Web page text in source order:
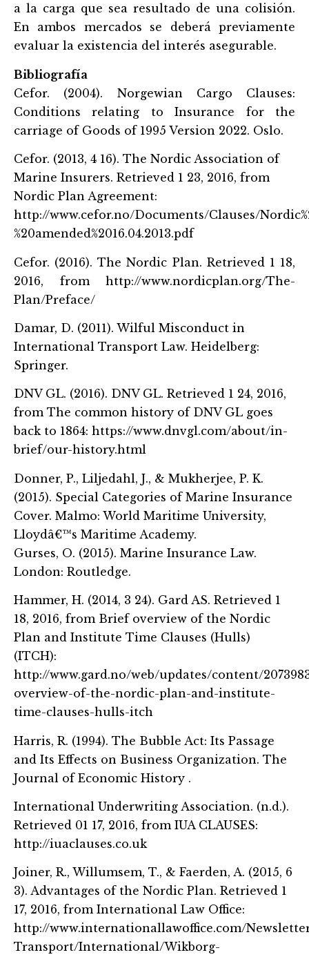
a la carga que sea resultado de una colisión.
En ambos mercados se deberá previamente
evaluar la existencia del interés asegurable.
Bibliografía
Cefor. (2004). Norgewian Cargo Clauses:
Conditions relating to Insurance for the
carriage of Goods of 1995 Version 2022. Oslo.
Cefor. (2013, 4 16). The Nordic Association of
Marine Insurers. Retrieved 1 23, 2016, from
Nordic Plan Agreement:
http://www.cefor.no/Documents/Clauses/
%20amended%2016.04.2013.pdf
Cefor. (2016). The Nordic Plan. Retrieved 1 18,
2016, from http://www.nordicplan.org/The-
Plan/Preface/
Damar, D. (2011). Wilful Misconduct in
International Transport Law. Heidelberg:
Springer.
DNV GL. (2016). DNV GL. Retrieved 1 24, 2016,
from The common history of DNV GL goes
back to 1864: https://www.dnvgl.com/about/in-
brief/our-history.html
Donner, P., Liljedahl, J., & Mukherjee, P. K.
(2015). Special Categories of Marine Insurance
Cover. Malmo: World Maritime University,
Lloydâ€™s Maritime Academy.
Gurses, O. (2015). Marine Insurance Law.
London: Routledge.
Hammer, H. (2014, 3 24). Gard AS. Retrieved 1
18, 2016, from Brief overview of the Nordic
Plan and Institute Time Clauses (Hulls)
(ITCH):
http://www.gard.no/web/updates/content/
overview-of-the-nordic-plan-and-institute-
time-clauses-hulls-itch
Harris, R. (1994). The Bubble Act: Its Passage
and Its Effects on Business Organization. The
Journal of Economic History .
International Underwriting Association. (n.d.).
Retrieved 01 17, 2016, from IUA CLAUSES:
http://iuaclauses.co.uk
Joiner, R., Willumsem, T., & Faerden, A. (2015, 6
3). Advantages of the Nordic Plan. Retrieved 1
17, 2016, from International Law Office:
http://www.internationallawoffice.com/
Transport/International/Wikborg-